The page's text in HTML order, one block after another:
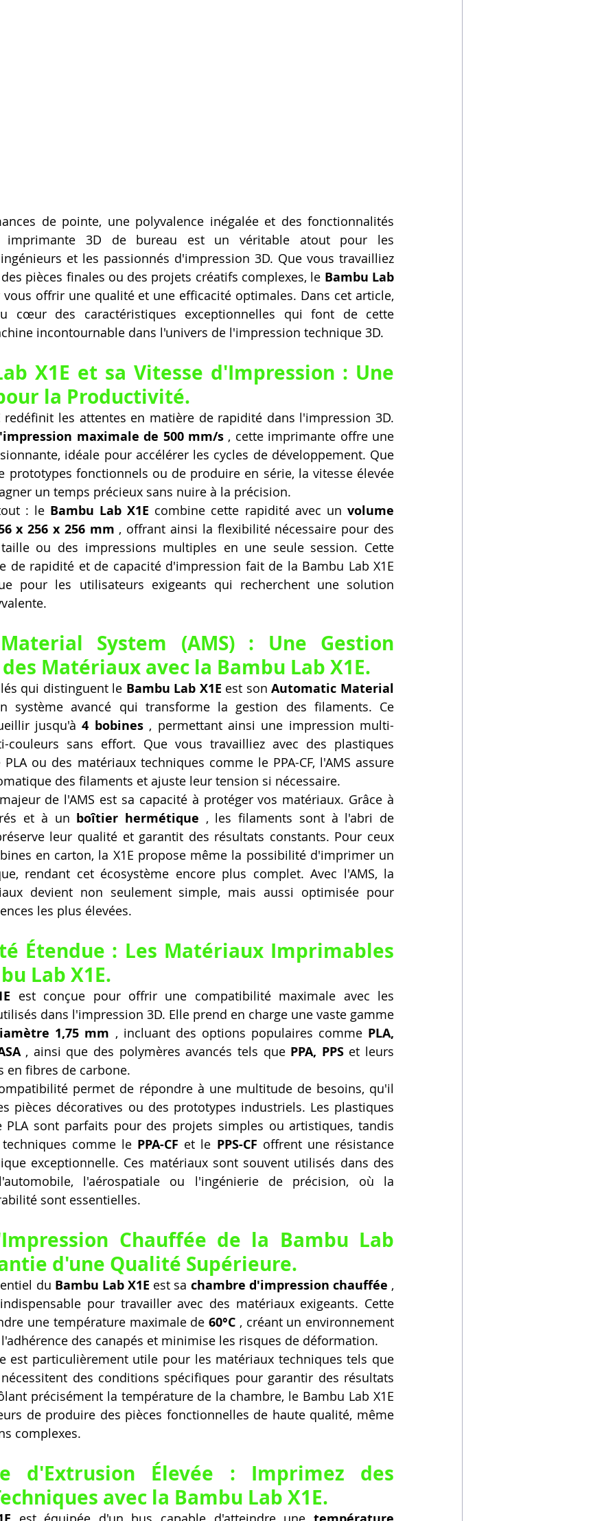
de pointe, une polyvalence inégalée et des fonctionnalités
imprimante 3D de bureau est un véritable atout pour les
et les passionnés d'impression 3D. Que vous travailliez
pièces finales ou des projets créatifs complexes, le Bambu Lab
offrir une qualité et une efficacité optimales. Dans cet article,
cœur des caractéristiques exceptionnelles qui font de cette
incontournable dans l'univers de l'impression technique 3D.
X1E et sa Vitesse d'Impression : Une
la Productivité.
redéfinit les attentes en matière de rapidité dans l'impression 3D.
maximale de 500 mm/s , cette imprimante offre une
idéale pour accélérer les cycles de développement. Que
prototypes fonctionnels ou de produire en série, la vitesse élevée
un temps précieux sans nuire à la précision.
: le Bambu Lab X1E combine cette rapidité avec un volume
x 256 x 256 mm , offrant ainsi la flexibilité nécessaire pour des
ou des impressions multiples en une seule session. Cette
de rapidité et de capacité d'impression fait de la Bambu Lab X1E
pour les utilisateurs exigeants qui recherchent une solution
System (AMS) : Une Gestion
Matériaux avec la Bambu Lab X1E.
qui distinguent le Bambu Lab X1E est son Automatic Material
système avancé qui transforme la gestion des filaments. Ce
jusqu'à 4 bobines , permettant ainsi une impression multi-
couleurs sans effort. Que vous travailliez avec des plastiques
ou des matériaux techniques comme le PPA-CF, l'AMS assure
des filaments et ajuste leur tension si nécessaire.
de l'AMS est sa capacité à protéger vos matériaux. Grâce à
et à un boîtier hermétique , les filaments sont à l'abri de
leur qualité et garantit des résultats constants. Pour ceux
en carton, la X1E propose même la possibilité d'imprimer un
rendant cet écosystème encore plus complet. Avec l'AMS, la
devient non seulement simple, mais aussi optimisée pour
les plus élevées.
Étendue : Les Matériaux Imprimables
Lab X1E.
est conçue pour offrir une compatibilité maximale avec les
dans l'impression 3D. Elle prend en charge une vaste gamme
1,75 mm , incluant des options populaires comme PLA,
, ainsi que des polymères avancés tels que PPA, PPS et leurs
en fibres de carbone.
permet de répondre à une multitude de besoins, qu'il
pièces décoratives ou des prototypes industriels. Les plastiques
PLA sont parfaits pour des projets simples ou artistiques, tandis
comme le PPA-CF et le PPS-CF offrent une résistance
exceptionnelle. Ces matériaux sont souvent utilisés dans des
l'aérospatiale ou l'ingénierie de précision, où la
sont essentielles.
Chauffée de la Bambu Lab
d'une Qualité Supérieure.
du Bambu Lab X1E est sa chambre d'impression chauffée ,
pour travailler avec des matériaux exigeants. Cette
une température maximale de 60°C , créant un environnement
des canapés et minimise les risques de déformation.
est particulièrement utile pour les matériaux techniques tels que
des conditions spécifiques pour garantir des résultats
précisément la température de la chambre, le Bambu Lab X1E
de produire des pièces fonctionnelles de haute qualité, même
complexes.
d'Extrusion Élevée : Imprimez des
avec la Bambu Lab X1E.